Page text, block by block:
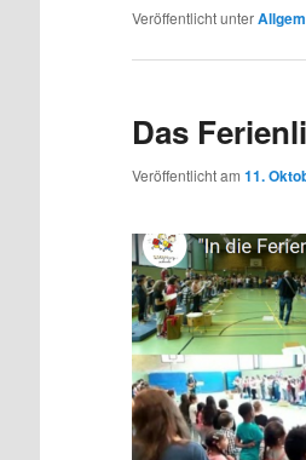
Veröffentlicht unter
Das
Veröffentlicht am 11.